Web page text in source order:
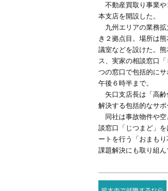
不動産買取り事業や
本支店を開設した。
九州エリアの業務拡
き２拠点目。場所は
議室などを設けた。
ス、実家の相談窓口
つの窓口で包括的に
午後６時半まで。
矢口支店長は「高齢
解決する包括的なサポ
同社は事故物件や空
談窓口「じつまど」
ートを行う「おまも
課題解決にも取り組ん